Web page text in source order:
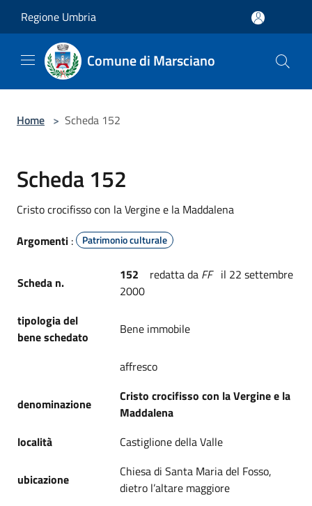
Regione Umbria
Comune di Marsciano
Home > Scheda 152
Scheda 152
Cristo crocifisso con la Vergine e la Maddalena
Argomenti : Patrimonio culturale
Scheda n. 152 redatta da FF il 22 settembre
2000
tipologia del
bene schedato
Bene immobile
affresco
denominazione
Cristo crocifisso con la Vergine e la
Maddalena
località
Castiglione della Valle
ubicazione
Chiesa di Santa Maria del Fosso,
dietro l’altare maggiore